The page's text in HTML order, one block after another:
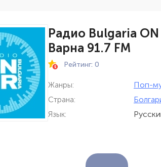
Радио Bulgaria ON
Варна 91.7 FM
Рейтинг: 0
Жанры: Поп-
Страна:
Язык: